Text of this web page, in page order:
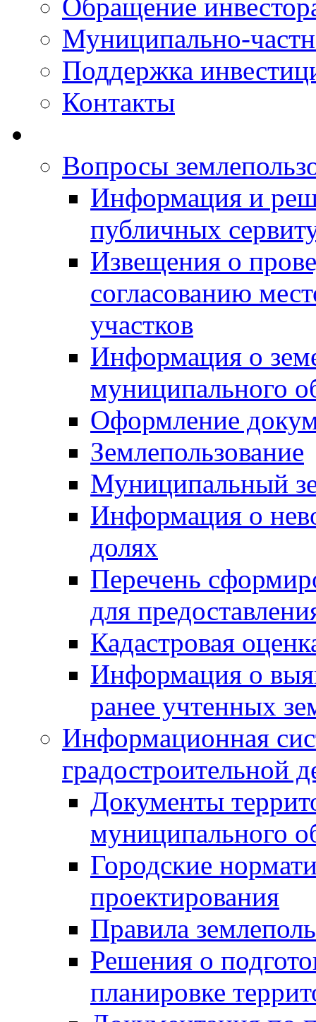
Обращение
Муниципально-
Поддержка
Контакты
Вопросы
Информация и
публичных
Извещения о
согласованию
участков
Информация о
муниципального
Оформление
Землепользование
Муниципальный
Информация о
долях
Перечень
для
Кадастровая
Информация о
ранее учтенных
Информационная
градостроительной
Документы
муниципального
Городские
проектирования
Правила
Решения о
планировке